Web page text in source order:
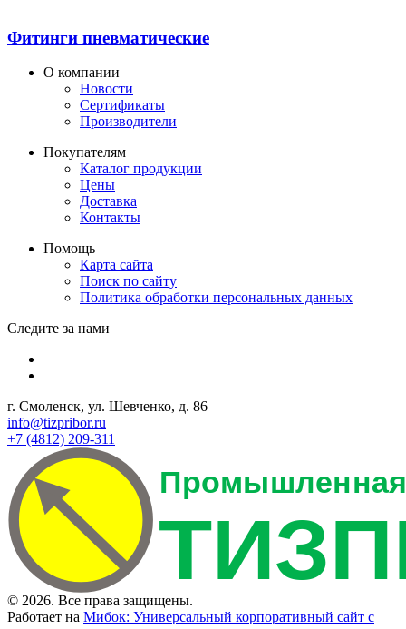
Фитинги пневматические
О компании
Новости
Сертификаты
Производители
Покупателям
Каталог продукции
Цены
Доставка
Контакты
Помощь
Карта сайта
Поиск по сайту
Политика обработки персональных данных
Следите за нами
г. Смоленск, ул. Шевченко, д. 86
info@tizpribor.ru
+7 (4812) 209-311
© 2026. Все права защищены.
Работает на Мибок: Универсальный корпоративный сайт с